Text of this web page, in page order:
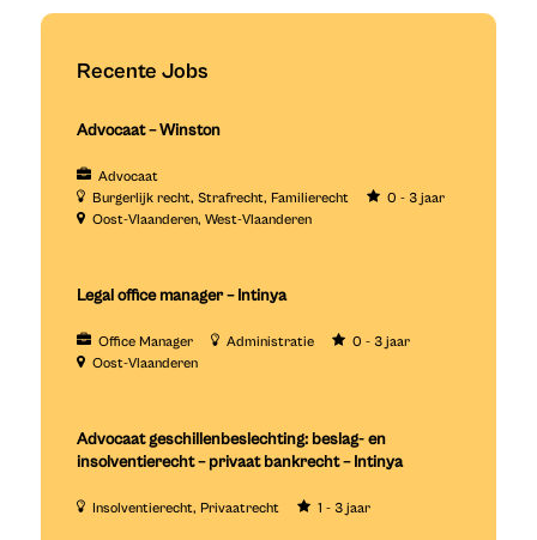
Recente Jobs
Advocaat – Winston
Advocaat
Burgerlijk recht Strafrecht Familierecht
0 - 3 jaar
Oost-Vlaanderen West-Vlaanderen
Legal office manager – Intinya
Office Manager Administratie
0 - 3 jaar
Oost-Vlaanderen
Advocaat geschillenbeslechting: beslag- en
insolventierecht – privaat bankrecht – Intinya
Insolventierecht Privaatrecht 1 - 3 jaar